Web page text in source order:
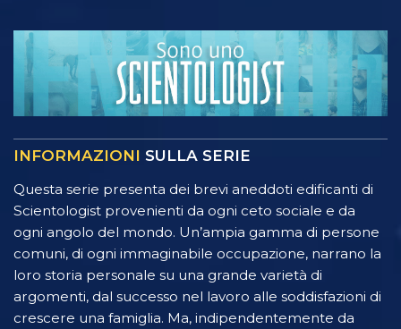
INFORMAZIONI SULLA SERIE
Questa serie presenta dei brevi aneddoti edificanti di
Scientologist provenienti da ogni ceto sociale e da
ogni angolo del mondo. Un’ampia gamma di persone
comuni, di ogni immaginabile occupazione, narrano la
loro storia personale su una grande varietà di
argomenti, dal successo nel lavoro alle soddisfazioni di
crescere una famiglia. Ma, indipendentemente da